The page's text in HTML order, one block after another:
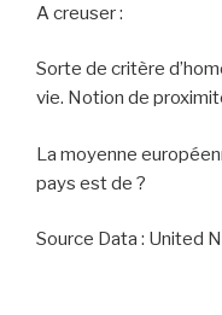
A creuser :
Sorte de critère
vie. Notion de
La moyenne
pays est de ?
Source Data : United